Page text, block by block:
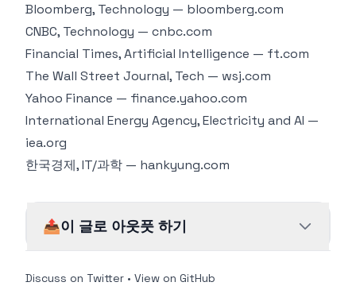
Bloomberg, Technology — bloomberg.com
CNBC, Technology — cnbc.com
Financial Times, Artificial Intelligence — ft.com
The Wall Street Journal, Tech — wsj.com
Yahoo Finance — finance.yahoo.com
International Energy Agency, Electricity and AI —
iea.org
한국경제, IT/과학 — hankyung.com
📤이 글로 아웃풋 하기
Discuss on Twitter • View on GitHub